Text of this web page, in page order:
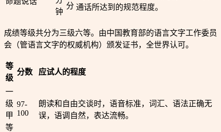
钟
分 通话所达到的规范程度。
成绩等级共分为三级六等。由中国教育部的语言文字工作委员
会（管语言文字的权威机构）颁发证书，全世界认可。
等
级
分数 应试人的程度
一
级
甲
等
97-
100
朗读和自由交谈时，语音标准，词汇、语法正确无
误，语调自然，表达流畅。